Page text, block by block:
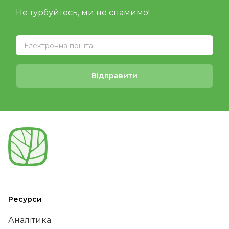
Не турбуйтесь, ми не спамимо!
Відправити
Ресурси
Аналітика